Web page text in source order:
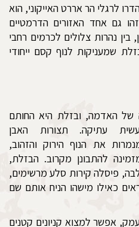
לרגלי הר אררט האייקוני, הוא
גם אחד האזורים הדרמטיים
נהרות צלולים לכרמים רחבי
שמעניקות לנוף קסם ייחודי
של האדמה, ובזלת היא החותם
עתיקה. תצורות האבן
את הנוף הירוק והזהוב,
להתבונן מקרוב. הבזלת,
פיסלה קירות סלע מרשימים,
כאילו מישהו הניח אותם שם
אפשר למצוא קניונים קטנים